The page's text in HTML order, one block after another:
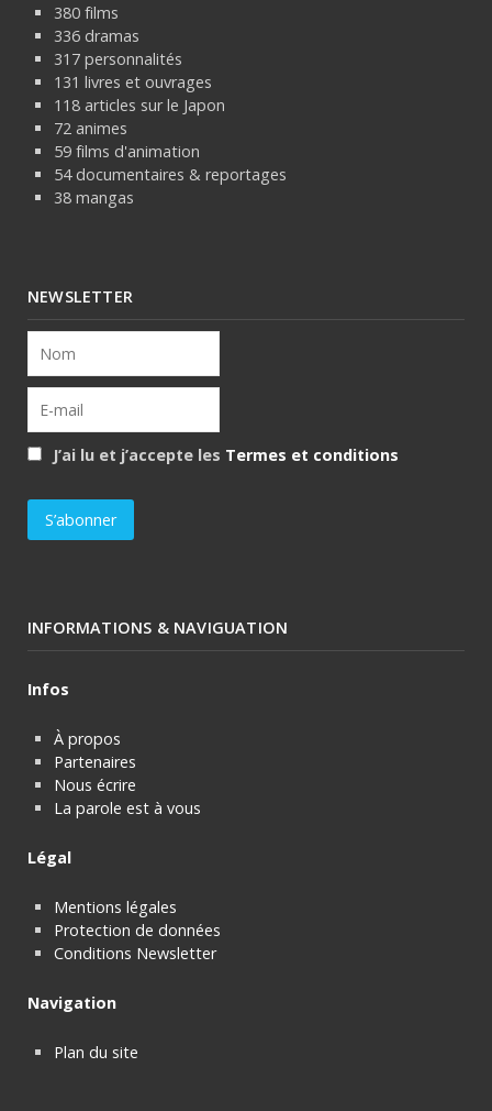
380 films
336 dramas
317 personnalités
131 livres et ouvrages
118 articles sur le Japon
72 animes
59 films d'animation
54 documentaires & reportages
38 mangas
NEWSLETTER
J’ai lu et j’accepte les Termes et conditions
INFORMATIONS & NAVIGUATION
Infos
À propos
Partenaires
Nous écrire
La parole est à vous
Légal
Mentions légales
Protection de données
Conditions Newsletter
Navigation
Plan du site